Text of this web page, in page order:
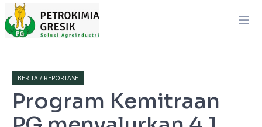
BERITA / REPORTASE
Program Kemitraan